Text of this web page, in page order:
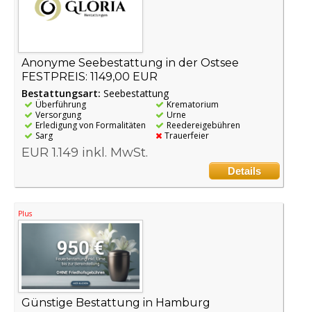
Anonyme Seebestattung in der Ostsee
FESTPREIS: 1149,00 EUR
Bestattungsart: Seebestattung
Überführung
Versorgung
Erledigung von Formalitäten
Sarg
Krematorium
Urne
Reedereigebühren
Trauerfeier
EUR 1.149 inkl. MwSt.
Details
Plus
Günstige Bestattung in Hamburg